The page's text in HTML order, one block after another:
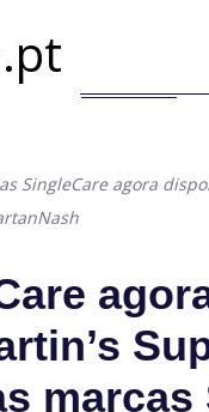
SingleCare agora
marcas